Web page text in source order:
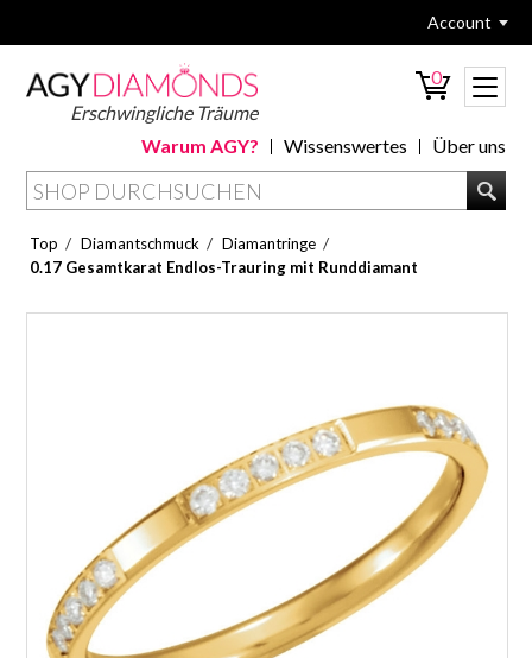
Account
Erschwingliche Träume
0
Über uns
Wissenswertes
Warum AGY?
Top / Diamantschmuck / Diamantringe /
0.17 Gesamtkarat Endlos-Trauring mit Runddiamant